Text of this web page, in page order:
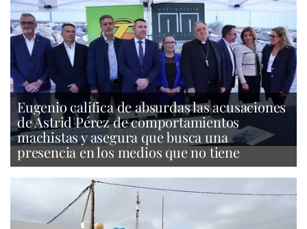
Eugenio califica de absurdas las acusaciones
de Astrid Pérez de comportamientos
machistas y asegura que busca una
presencia en los medios que no tiene